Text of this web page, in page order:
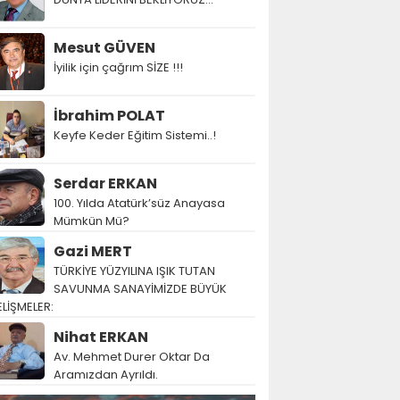
Mesut GÜVEN
İyilik için çağrım SİZE !!!
İbrahim POLAT
Keyfe Keder Eğitim Sistemi..!
Serdar ERKAN
100. Yılda Atatürk’süz Anayasa
Mümkün Mü?
Gazi MERT
TÜRKİYE YÜZYILINA IŞIK TUTAN
SAVUNMA SANAYİMİZDE BÜYÜK
Nihat ERKAN
Av. Mehmet Durer Oktar Da
Aramızdan Ayrıldı.